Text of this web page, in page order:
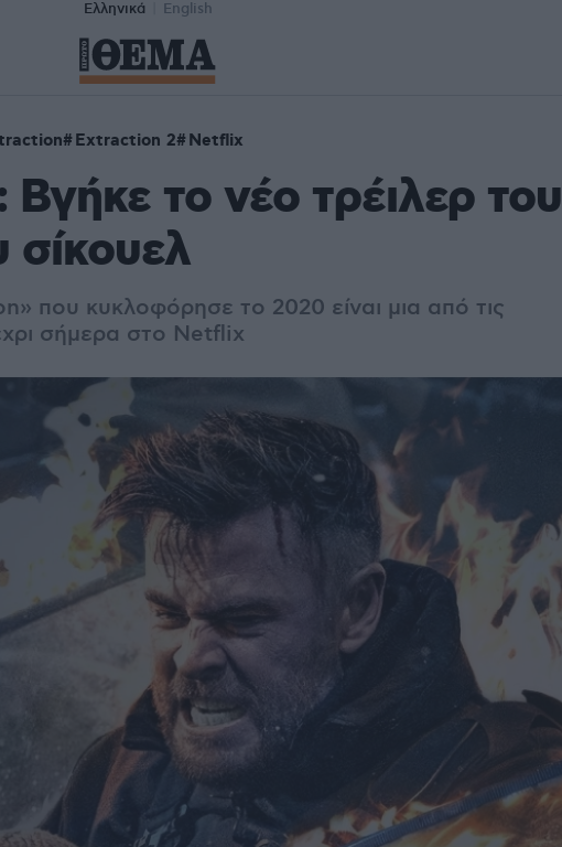
Ελληνικά English
Extraction 2 Netflix
το νέο τρέιλερ του
σίκουελ
που κυκλοφόρησε το 2020 είναι μια από τις
σήμερα στο Netflix